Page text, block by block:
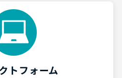
トフォーム